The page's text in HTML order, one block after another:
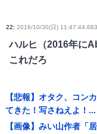
22: 2016/10/30(日)
ハルヒ（2016年に
これだろ
【悲報】オタク、コン
てきた！写さねえよ！...
【画像】みい山作者「